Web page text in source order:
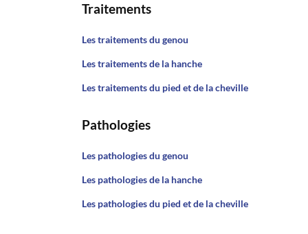
Traitements
Les traitements du genou
Les traitements de la hanche
Les traitements du pied et de la cheville
Pathologies
Les pathologies du genou
Les pathologies de la hanche
Les pathologies du pied et de la cheville